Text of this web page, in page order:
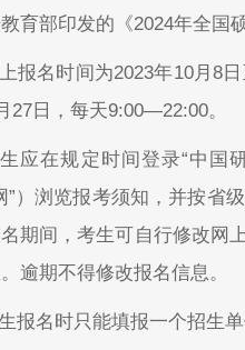
育部印发的《2024年全国
报名时间为2023年10月8
27日，每天9:00—22:00。
应在规定时间登录“中国
”）浏览报考须知，并按省
期间，考生可自行修改网
逾期不得修改报名信息。
报名时只能填报一个招生单